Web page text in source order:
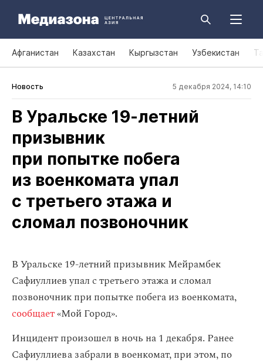
Афганистан Казахстан Кыргызстан Узбекистан
Новость 5 декабря 2024, 14:10
В Уральске 19‑летний
призывник
при попытке побега
из военкомата упал
с третьего этажа и
сломал позвоночник
В Уральске 19-летний призывник Мейрамбек
Сафиуллиев упал с третьего этажа и сломал
позвоночник при попытке побега из военкомата,
сообщает«Мой Город».
Инцидент произошел в ночь на 1 декабря. Ранее
Сафиуллиева забрали в военкомат, при этом, по